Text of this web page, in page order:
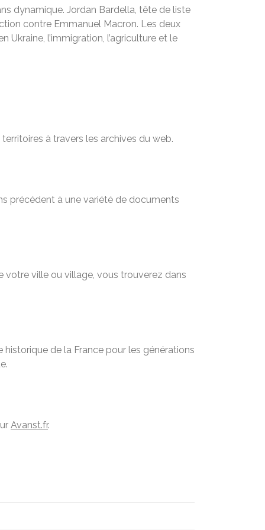
dynamique. Jordan Bardella, tête de liste
contre Emmanuel Macron. Les deux
l’immigration, l’agriculture et le
à travers les archives du web.
précédent à une variété de documents
votre ville ou village, vous trouverez dans
de la France pour les générations
Avanst.fr.